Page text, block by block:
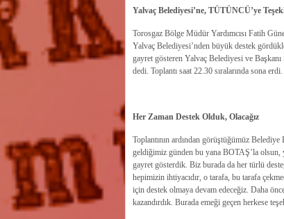
Yalvaç Belediyesi’ne, TÜTÜNCÜ’ye
Torosgaz Bölge Müdür Yardımcısı Fatih
Yalvaç Belediyesi’nden büyük destek
gayret gösteren Yalvaç Belediyesi ve
dedi. Toplantı saat 22.30 sıralarında sona erdi.
Her Zaman Destek Olduk, Olacağız
Toplantının ardından görüştüğümüz
geldiğimiz günden bu yana BOTAŞ’la
gayret gösterdik. Biz burada da her türlü
hepimizin ihtiyacıdır, o tarafa, bu tarafa
için destek olmaya devam edeceğiz. Daha
kazandırdık. Burada emeği geçen herkese